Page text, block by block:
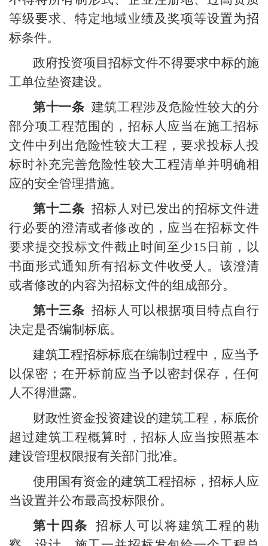
等级要求、特定地域业绩及奖项等设置为招
标条件。
政府投资项目招标文件不得要求中标的施
工单位垫资建设。
第十一条 建筑工程涉及危险性较大的分
部分项工程范围的，招标人应当在施工招标
文件中列出危险性较大工程，要求投标人投
标时补充完善危险性较大工程清单并明确相
应的安全管理措施。
第十二条 招标人对已发出的招标文件进
行必要的澄清或者修改的，应当在招标文件
要求提交投标文件截止时间至少15 日前，以
书面形式通知所有招标文件收受人。该澄清
或者修改的内容为招标文件的组成部分。
第十三条 招标人可以根据项目特点自行
决定是否编制标底。
建筑工程招标标底在编制过程中，应当予
以保密；在开标前应当予以密封保存，任何
人不得泄露。
财政性资金投资建设的建筑工程，标底价
超过建筑工程概算时，招标人应当按照基本
建设管理权限报有关部门批准。
使用国有资金的建筑工程招标，招标人应
当设置并公布最高投标限价。
第十四条
招标人可以将建筑工程的勘